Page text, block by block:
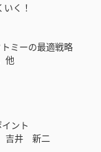
く！
ミーの最適戦略
他
ント
吉井 新二